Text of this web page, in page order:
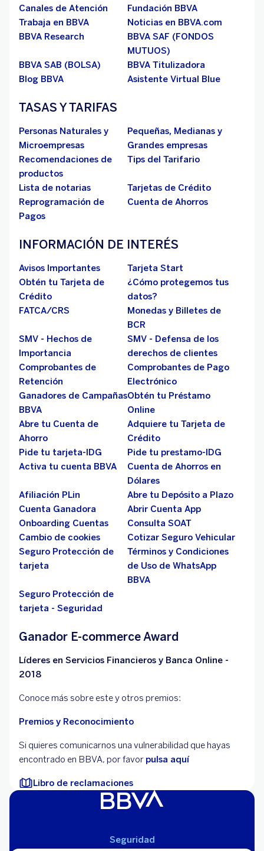
Canales de Atención
Fundación BBVA
Trabaja en BBVA
Noticias en BBVA.com
BBVA Research
BBVA SAF (FONDOS
MUTUOS)
BBVA SAB (BOLSA)
BBVA Titulizadora
Blog BBVA
Asistente Virtual Blue
TASAS Y TARIFAS
Personas Naturales y
Microempresas
Pequeñas, Medianas y
Grandes empresas
Recomendaciones de
productos
Tips del Tarifario
Lista de notarias
Tarjetas de Crédito
Reprogramación de
Pagos
Cuenta de Ahorros
INFORMACIÓN DE INTERÉS
Avisos Importantes
Tarjeta Start
Obtén tu Tarjeta de
Crédito
¿Cómo protegemos tus
datos?
FATCA/CRS
Monedas y Billetes de
BCR
SMV - Hechos de
Importancia
SMV - Defensa de los
derechos de clientes
Comprobantes de
Retención
Comprobantes de Pago
Electrónico
Ganadores de Campañas
BBVA
Obtén tu Préstamo
Online
Abre tu Cuenta de
Ahorro
Adquiere tu Tarjeta de
Crédito
Pide tu tarjeta-IDG
Pide tu prestamo-IDG
Activa tu cuenta BBVA
Cuenta de Ahorros en
Dólares
Afiliación PLin
Abre tu Depósito a Plazo
Cuenta Ganadora
Abrir Cuenta App
Onboarding Cuentas
Consulta SOAT
Cambio de cookies
Cotizar Seguro Vehicular
Seguro Protección de
tarjeta
Términos y Condiciones
de Uso de WhatsApp
BBVA
Seguro Protección de
tarjeta - Seguridad
Ganador E-commerce Award
Líderes en Servicios Financieros y Banca Online -
2018
Conoce más sobre este y otros premios:
Premios y Reconocimiento
Si quieres comunicarnos una vulnerabilidad que hayas
encontrado en BBVA, por favor pulsa aquí
Libro de reclamaciones
Seguridad